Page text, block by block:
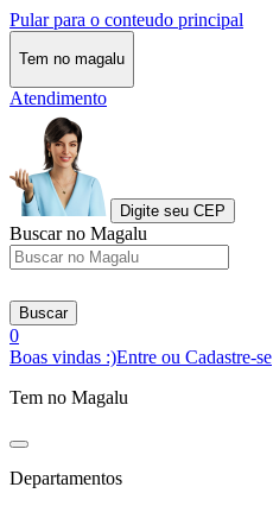
Pular para o conteudo principal
Tem no magalu
Atendimento
Digite seu CEP
Buscar no Magalu
Buscar
0
Boas vindas :)Entre ou Cadastre-se
Tem no Magalu
Departamentos